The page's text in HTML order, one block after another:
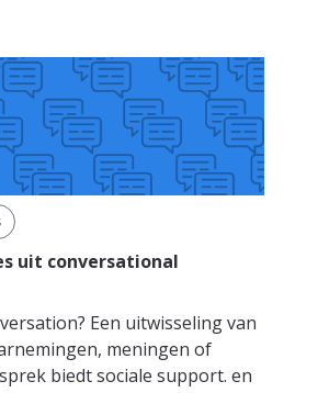
uit conversational
Een uitwisseling van
meningen of
biedt sociale support. en